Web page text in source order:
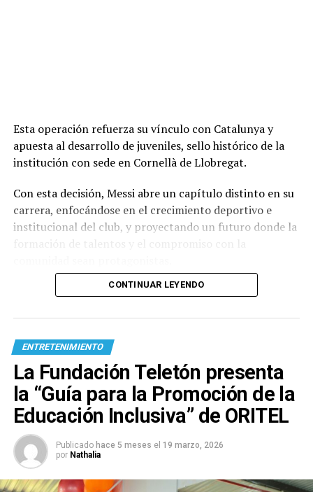
Esta operación refuerza su vínculo con Catalunya y
apuesta al desarrollo de juveniles, sello histórico de la
institución con sede en Cornellà de Llobregat.
Con esta decisión, Messi abre un capítulo distinto en su
carrera, enfocándose en el crecimiento deportivo e
institucional del club, y proyectando un futuro donde la
CONTINUAR LEYENDO
ENTRETENIMIENTO
La Fundación Teletón presenta
la “Guía para la Promoción de la
Educación Inclusiva” de ORITEL
Publicado hace 5 meses el 19 marzo, 2026
por Nathalia